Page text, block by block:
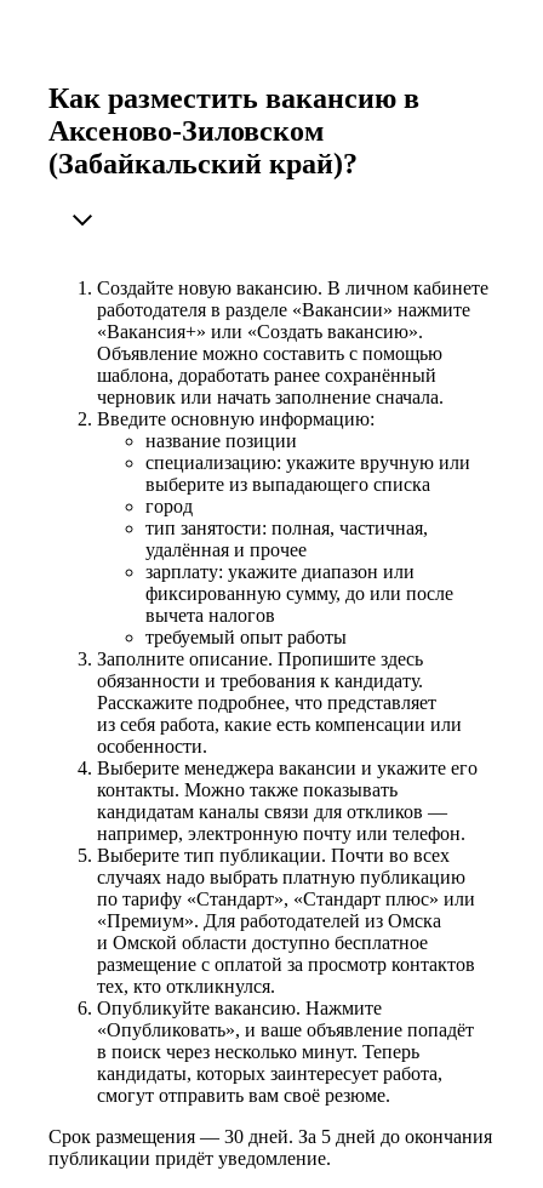
Как разместить вакансию в
Аксеново-Зиловском
(Забайкальский край)?
Создайте новую вакансию. В личном кабинете
работодателя в разделе «Вакансии» нажмите
«Вакансия+» или «Создать вакансию».
Объявление можно составить с помощью
шаблона, доработать ранее сохранённый
черновик или начать заполнение сначала.
Введите основную информацию:
название позиции
специализацию: укажите вручную или
выберите из выпадающего списка
город
тип занятости: полная, частичная,
удалённая и прочее
зарплату: укажите диапазон или
фиксированную сумму, до или после
вычета налогов
требуемый опыт работы
Заполните описание. Пропишите здесь
обязанности и требования к кандидату.
Расскажите подробнее, что представляет
из себя работа, какие есть компенсации или
особенности.
Выберите менеджера вакансии и укажите его
контакты. Можно также показывать
кандидатам каналы связи для откликов —
например, электронную почту или телефон.
Выберите тип публикации. Почти во всех
случаях надо выбрать платную публикацию
по тарифу «Стандарт», «Стандарт плюс» или
«Премиум». Для работодателей из Омска
и Омской области доступно бесплатное
размещение с оплатой за просмотр контактов
тех, кто откликнулся.
Опубликуйте вакансию. Нажмите
«Опубликовать», и ваше объявление попадёт
в поиск через несколько минут. Теперь
кандидаты, которых заинтересует работа,
смогут отправить вам своё резюме.
Срок размещения — 30 дней. За 5 дней до окончания
публикации придёт уведомление.